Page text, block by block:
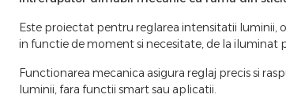
Este proiectat pentru reglarea intensitatii luminii,
in functie de moment si necesitate, de la iluminat
Functionarea mecanica asigura reglaj precis si
luminii, fara functii smart sau aplicatii.